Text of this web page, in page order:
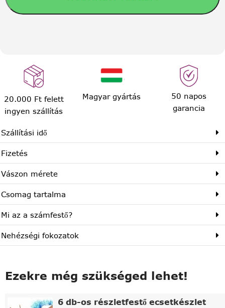
20.000 Ft felett
ingyen szállítás
Magyar gyártás
50 napos
garancia
Szállítási idő
Fizetés
Vászon mérete
Csomag tartalma
Mi az a számfestő?
Nehézségi fokozatok
Ezekre még szükséged lehet!
6 db-os részletfestő ecsetkészlet